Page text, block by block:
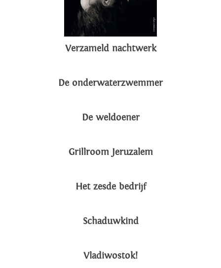
Verzameld nachtwerk
De onderwaterzwemmer
De weldoener
Grillroom Jeruzalem
Het zesde bedrijf
Schaduwkind
Vladiwostok!